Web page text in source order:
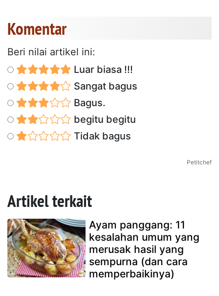
Komentar
Beri nilai artikel ini:
Luar biasa !!!
Sangat bagus
Bagus.
begitu begitu
Tidak bagus
Petitchef
Artikel terkait
Ayam panggang: 11
kesalahan umum yang
merusak hasil yang
sempurna (dan cara
memperbaikinya)